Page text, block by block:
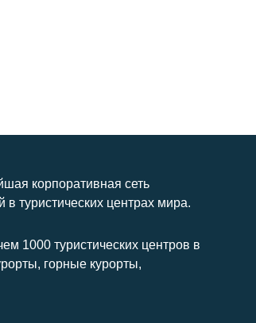
корпоративная сеть
в туристических центрах мира.
1000 туристических центров в
горные курорты,